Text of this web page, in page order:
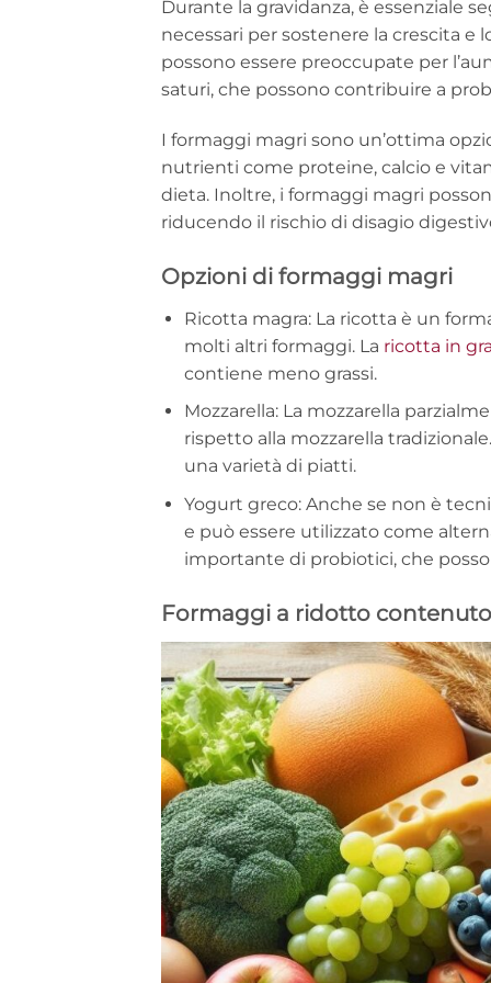
Durante la gravidanza, è essenziale
necessari per sostenere la crescita
possono essere preoccupate per
saturi, che possono contribuire a
I formaggi magri sono un’ottima
nutrienti come proteine, calcio e
dieta. Inoltre, i formaggi magri
riducendo il rischio di disagio
Opzioni di formaggi magri
Ricotta magra: La ricotta è un
molti altri formaggi. La ricotta in
contiene meno grassi.
Mozzarella: La mozzarella
rispetto alla mozzarella
una varietà di piatti.
Yogurt greco: Anche se non è
e può essere utilizzato come
importante di probiotici, che
Formaggi a ridotto